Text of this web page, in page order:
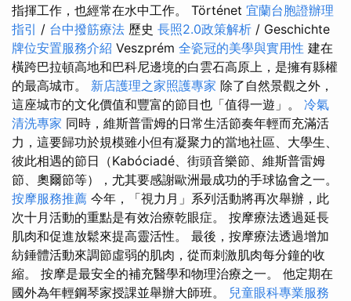
指揮工作，也經常在水中工作。 Történet 宜蘭台胞證辦理
指引 / 台中撥筋療法 歷史 長照2.0政策解析 / Geschichte
牌位安置服務介紹 Veszprém 全瓷冠的美學與實用性 建在
橫跨巴拉頓高地和巴科尼邊境的白雲石高原上，是擁有縣權
的最高城市。 新店護理之家照護專家 除了自然景觀之外，
這座城市的文化價值和豐富的節目也「值得一遊」。 冷氣
清洗專家 同時，維斯普雷姆的日常生活節奏年輕而充滿活
力，這要歸功於規模雖小但有凝聚力的當地社區、大學生、
彼此相遇的節日（Kabóciadé、街頭音樂節、維斯普雷姆
節、奧爾節等），尤其要感謝歐洲最成功的手球協會之一。
按摩服務推薦 今年，「視力月」系列活動將再次舉辦，此
次十月活動的重點是有效治療乾眼症。 按摩療法透過延長
肌肉和促進放鬆來提高靈活性。 最後，按摩療法透過增加
紡錘體活動來調節虛弱的肌肉，從而刺激肌肉每分鐘的收
縮。 按摩是最安全的補充醫學和物理治療之一。 他定期在
國外為年輕鋼琴家授課並舉辦大師班。 兒童眼科專業服務